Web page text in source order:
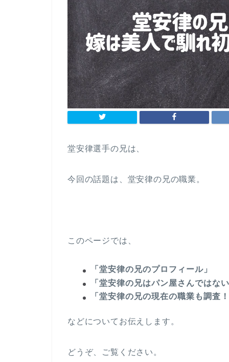
堂安律選手の兄は、
今回の話題は、堂安律の兄の職業。
このページでは、
「堂安律の兄のプロフィール」
「堂安律の兄はパン屋さんではな
「堂安律の兄の現在の職業も調査
などについてお伝えします。
どうぞ、ご覧ください。